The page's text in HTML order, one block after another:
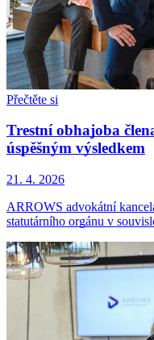
Přečtěte si
Trestní obhajoba
úspěšným výsledkem
21. 4. 2026
ARROWS advokátní
statutárního orgánu v